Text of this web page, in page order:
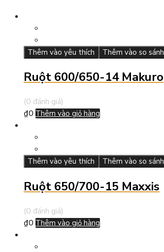
Thêm vào yêu thích Thêm vào so sánh
Ruột 600/650-14 Makuro
(0 đánh giá)
₫0 Thêm vào giỏ hàng
Thêm vào yêu thích Thêm vào so sánh
Ruột 650/700-15 Maxxis
(0 đánh giá)
₫0 Thêm vào giỏ hàng